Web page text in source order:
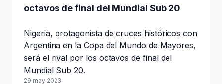
octavos de final del Mundial Sub 20
Nigeria, protagonista de cruces históricos con
Argentina en la Copa del Mundo de Mayores,
será el rival por los octavos de final del
Mundial Sub 20.
29 may 2023